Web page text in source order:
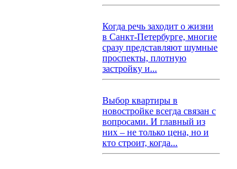
Когда речь заходит о жизни
в Санкт-Петербурге, многие
сразу представляют шумные
проспекты, плотную
застройку и...
Выбор квартиры в
новостройке всегда связан с
вопросами. И главный из
них – не только цена, но и
кто строит, когда...